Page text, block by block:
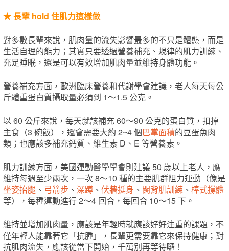
★ 長輩 hold 住肌力這樣做
對多數長輩來說，肌肉量的流失影響最多的不只是體態，而是
生活自理的能力；其實只要透過營養補充、規律的肌力訓練、
充足睡眠，還是可以有效增加肌肉量並維持身體功能。
營養補充方面，歐洲臨床營養和代謝學會建議，老人每天每公
斤體重蛋白質攝取量必須到 1～1.5 公克。
以 60 公斤來說，每天就該補充 60～90 公克的蛋白質，扣掉
主食（3 碗飯），還會需要大約 2~4 個巴掌面積的豆蛋魚肉
類；也應該多補充鈣質、維生素 D、E 等營養素。
肌力訓練方面，美國運動醫學學會則建議 50 歲以上老人，應
維持每週至少兩次，一次 8～10 種的主要肌群阻力運動（像是
坐姿抬腿 、 弓箭步 、 深蹲 、 伏牆挺身 、 闊背肌訓練 、 棒式撐體
等），每種運動進行 2～4 回合，每回合 10～15 下。
維持並增加肌肉量，應該是年輕時就應該好好注重的課題，不
僅年輕人能靠著它「抗腫」，長輩更需要靠它來保持健康；對
抗肌肉流失，應該從當下開始，千萬別再等待囉！